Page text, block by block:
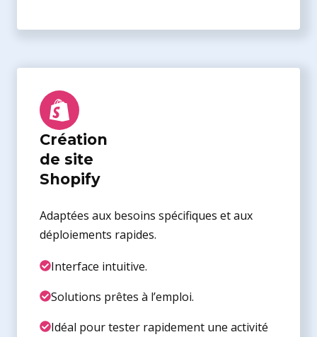
Création
de site
Shopify
Adaptées aux besoins spécifiques et aux
déploiements rapides.
Interface intuitive.
Solutions prêtes à l’emploi.
Idéal pour tester rapidement une activité